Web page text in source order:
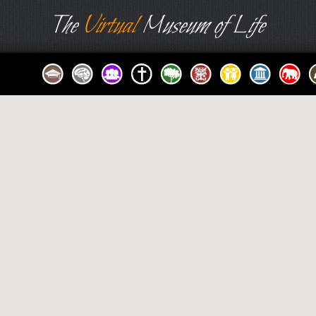
TheVirtualMuseum of Life